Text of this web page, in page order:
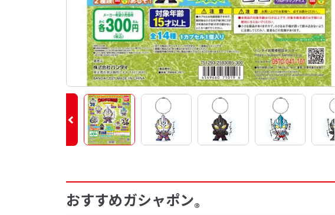
おすすめガシャポン®